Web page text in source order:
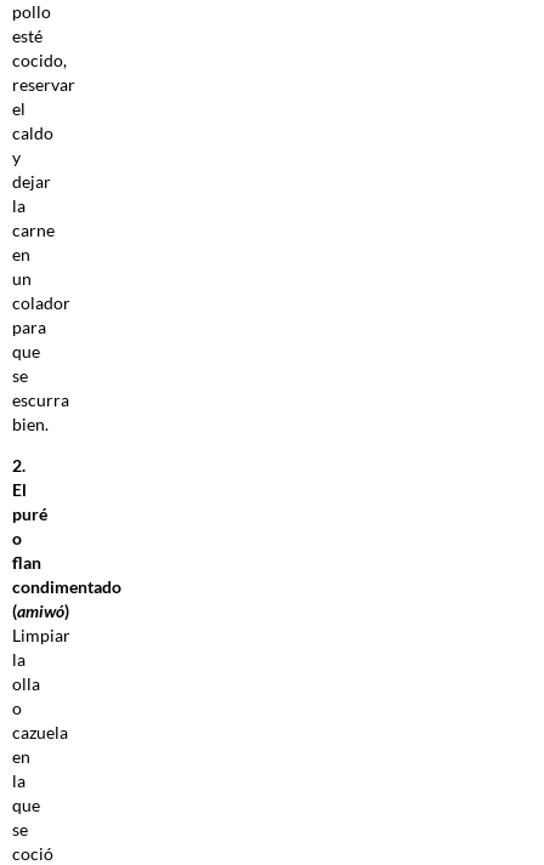
pollo
esté
cocido,
reservar
el
caldo
y
dejar
la
carne
en
un
colador
para
que
se
escurra
bien.
2.
El
puré
o
flan
condimentado
(amiwó)
Limpiar
la
olla
o
cazuela
en
la
que
se
coció